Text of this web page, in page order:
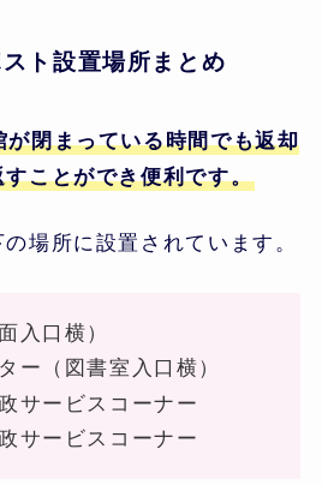
ト設置場所まとめ
が閉まっている時間でも返却
ことができ便利です。
場所に設置されています。
入口横）
ー（図書室入口横）
サービスコーナー
サービスコーナー